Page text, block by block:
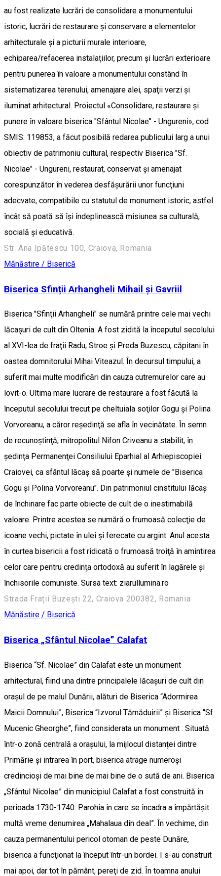
au fost realizate lucrări de consolidare a monumentului
istoric, lucrări de restaurare şi conservare a elementelor
arhitecturale şi a picturii murale interioare,
echiparea/refacerea instalaţiilor, precum şi lucrări exterioare
pentru punerea în valoare a monumentului constând în
sistematizarea terenului, amenajare alei, spaţii verzi şi
iluminat arhitectural. Proiectul «Consolidare, restaurare şi
punere în valoare biserica "Sfântul Nicolae" - Ungureni», cod
SMIS: 119853, a făcut posibilă redarea publicului larg a unui
obiectiv de patrimoniu cultural, respectiv Biserica "Sf.
Nicolae" - Ungureni, restaurat, conservat şi amenajat
corespunzător în vederea desfăşurării unor funcţiuni
adecvate, compatibile cu statutul de monument istoric, astfel
încât să poată să îşi îndeplinească misiunea sa culturală,
socială şi educativă.
Str. Ana Ipătescu 100, Craiova, Romania
Mănăstire / Biserică
Biserica Sfinții Arhangheli Mihail și Gavriil
Biserica "Sfinţii Arhangheli" se numără printre cele mai vechi
lăcaşuri de cult din Oltenia. A fost zidită la începutul secolului
al XVI-lea de fraţii Radu, Stroe şi Preda Buzescu, căpitani în
oastea domnitorului Mihai Viteazul. În decursul timpului, a
suferit mai multe modificări din cauza cutremurelor care au
lovit-o. Ultima mare lucrare de restaurare a fost făcută la
începutul secolului trecut pe cheltuiala soţilor Gogu şi Polina
Vorvoreanu, a căror reşedinţă se afla în vecinătate. În semn
de recunoştinţă, mitropolitul Nifon Criveanu a stabilit, în
şedinţa Permanenţei Consiliului Eparhial al Arhiepiscopiei
Craiovei, ca sfântul lăcaş să poarte şi numele de "Biserica
Gogu şi Polina Vorvoreanu". Din patrimoniul cinstitului lăcaş
de închinare fac parte obiecte de cult de o inestimabilă
valoare. Printre acestea se numără o frumoasă colecţie de
icoane vechi, pictate în ulei şi ferecate cu argint. Anul acesta
în curtea bisericii a fost ridicată o frumoasă troiţă în amintirea
celor care pentru credinţa ortodoxă au suferit în lagărele şi
închisorile comuniste. Sursa text: ziarullumina.ro
Strada Frații Buzești 22, Craiova 200382, Romania
Mănăstire / Biserică
Biserica „Sfântul Nicolae” Calafat
Biserica “Sf. Nicolae” din Calafat este un monument
arhitectural, fiind una dintre principalele lăcașuri de cult din
orașul de pe malul Dunării, alături de Biserica “Adormirea
Maicii Domnului”, Biserica “Izvorul Tămăduirii” și Biserica “Sf.
Mucenic Gheorghe”, fiind considerata un monument . Situată
într-o zonă centrală a orașului, la mijlocul distanței dintre
Primărie și intrarea în port, biserica atrage numeroși
credincioși de mai bine de mai bine de o sută de ani. Biserica
„Sfântul Nicolae” din municipiul Calafat a fost construită în
perioada 1730-1740. Parohia în care se încadra a împărtăşit
multă vreme denumirea „Mahalaua din deal”. În vechime, din
cauza permanentului pericol otoman de peste Dunăre,
biserica a funcţionat la început într-un bordei. I s-au construit
mai apoi, dar tot în pământ, pereţi de zid. În toamna anului